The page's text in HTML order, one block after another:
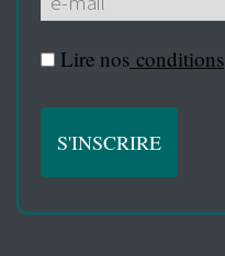
Lire nos conditions